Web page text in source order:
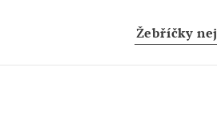
Žebříčky